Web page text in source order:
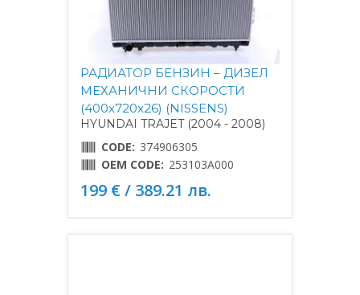
РАДИАТОР БЕНЗИН – ДИЗЕЛ
МЕХАНИЧНИ СКОРОСТИ
(400x720x26) (NISSENS)
HYUNDAI TRAJET (2004 - 2008)
CODE: 374906305
OEM CODE: 253103A000
199 € / 389.21 лв.